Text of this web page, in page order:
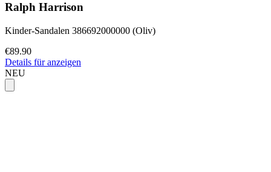
Ralph Harrison
Kinder-Sandalen 386692000000 (Oliv)
€89.90
Details für anzeigen
NEU